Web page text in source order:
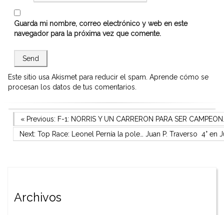
Guarda mi nombre, correo electrónico y web en este
navegador para la próxima vez que comente.
Este sitio usa Akismet para reducir el spam. Aprende cómo se
procesan los datos de tus comentarios.
Navegación
de
Previous Post
« Previous: F-1: NORRIS Y UN CARRERON PARA SER
Next Post
Next: Top Race: Leonel Pernía la pole… Juan P. Traverso 4° en
Archivos